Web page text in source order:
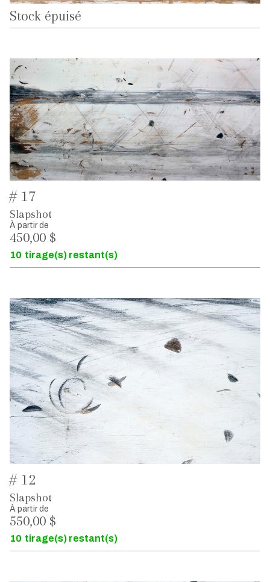
Stock épuisé
# 17
Slapshot
À partir de
450,00 $
10 tirage(s) restant(s)
# 12
Slapshot
À partir de
550,00 $
10 tirage(s) restant(s)